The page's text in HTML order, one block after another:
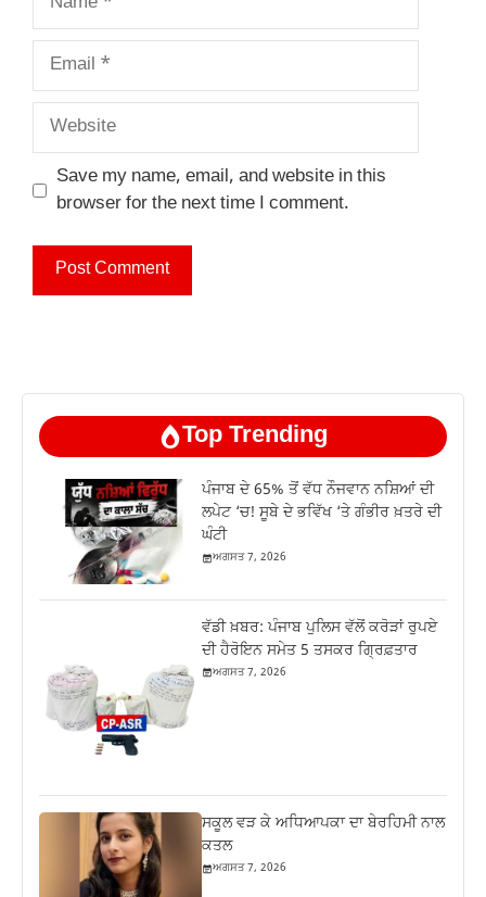
Email
Website
Save my name, email, and website in this
browser for the next time I comment.
Top Trending
ਪੰਜਾਬ ਦੇ 65% ਤੋਂ ਵੱਧ ਨੌਜਵਾਨ ਨਸ਼ਿਆਂ ਦੀ
ਲਪੇਟ ‘ਚ! ਸੂਬੇ ਦੇ ਭਵਿੱਖ ‘ਤੇ ਗੰਭੀਰ ਖ਼ਤਰੇ ਦੀ
ਘੰਟੀ
ਅਗਸਤ 7, 2026
ਵੱਡੀ ਖ਼ਬਰ: ਪੰਜਾਬ ਪੁਲਿਸ ਵੱਲੋਂ ਕਰੋੜਾਂ ਰੁਪਏ
ਦੀ ਹੈਰੋਇਨ ਸਮੇਤ 5 ਤਸਕਰ ਗ੍ਰਿਫ਼ਤਾਰ
ਅਗਸਤ 7, 2026
ਸਕੂਲ ਵੜ ਕੇ ਅਧਿਆਪਕਾ ਦਾ ਬੇਰਹਿਮੀ ਨਾਲ
ਕਤਲ
ਅਗਸਤ 7, 2026